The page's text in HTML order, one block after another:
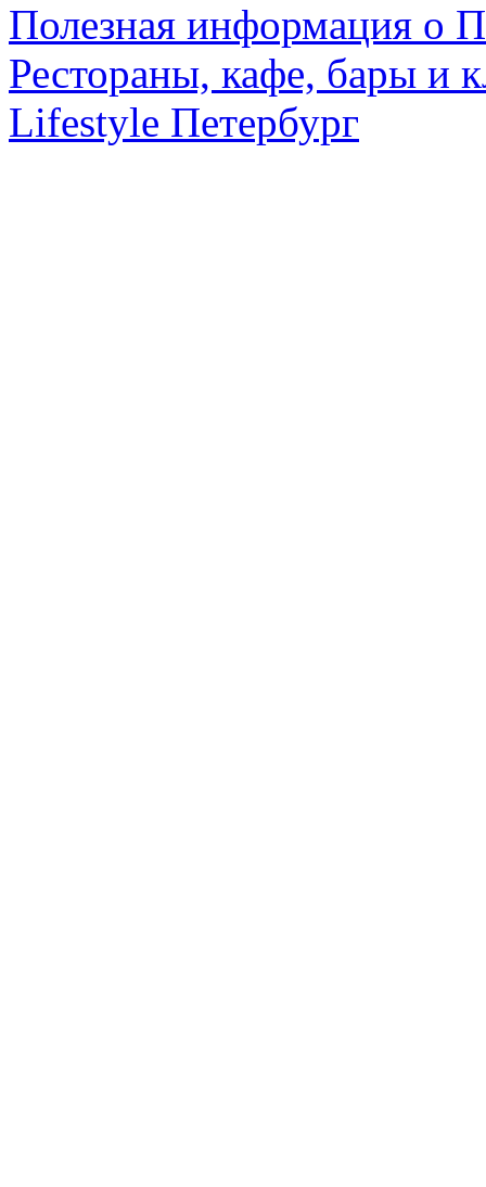
Полезная информация о
Рестораны, кафе, бары и
Lifestyle Петербург